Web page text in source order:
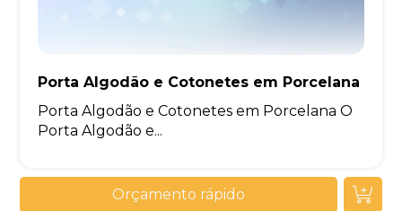
Porta Algodão e Cotonetes em Porcelana
Porta Algodão e Cotonetes em Porcelana O
Porta Algodão e...
Orçamento rápido